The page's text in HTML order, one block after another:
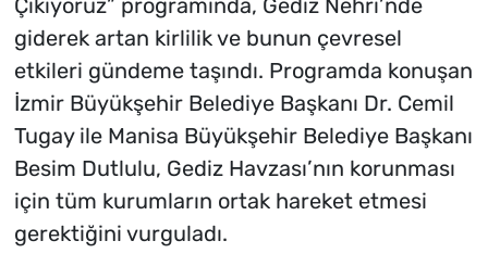
Çıkıyoruz” programında, Gediz Nehri’nde
giderek artan kirlilik ve bunun çevresel
etkileri gündeme taşındı. Programda konuşan
İzmir Büyükşehir Belediye Başkanı Dr. Cemil
Tugay ile Manisa Büyükşehir Belediye Başkanı
Besim Dutlulu, Gediz Havzası’nın korunması
için tüm kurumların ortak hareket etmesi
gerektiğini vurguladı.